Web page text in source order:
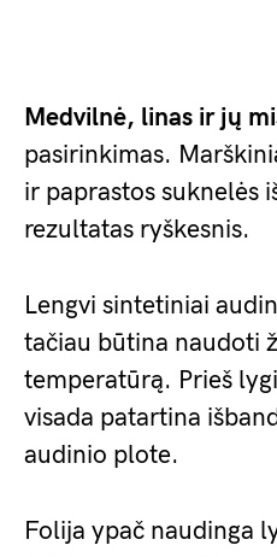
Medvilnė, linas ir jų
pasirinkimas.
ir paprastos suknelės
rezultatas ryškesnis.
Lengvi sintetiniai
tačiau būtina naudoti
temperatūrą. Prieš
visada patartina
audinio plote.
Folija ypač naudinga